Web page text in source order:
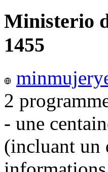
Ministerio
1455
2
- une
(incluant un